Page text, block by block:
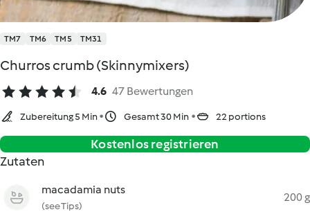
TM7 TM6 TM5 TM31
Churros crumb (Skinnymixers)
4.6 47 Bewertungen
Zubereitung 5 Min Gesamt 30 Min 22 portions
Kostenlos registrieren
Zutaten
macadamia nuts
(see Tips)
200 g